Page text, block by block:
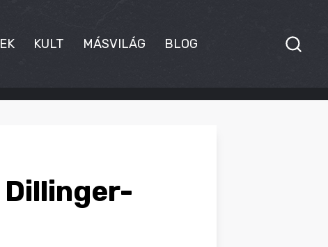
KULT MÁSVILÁG BLOG
Dillinger-